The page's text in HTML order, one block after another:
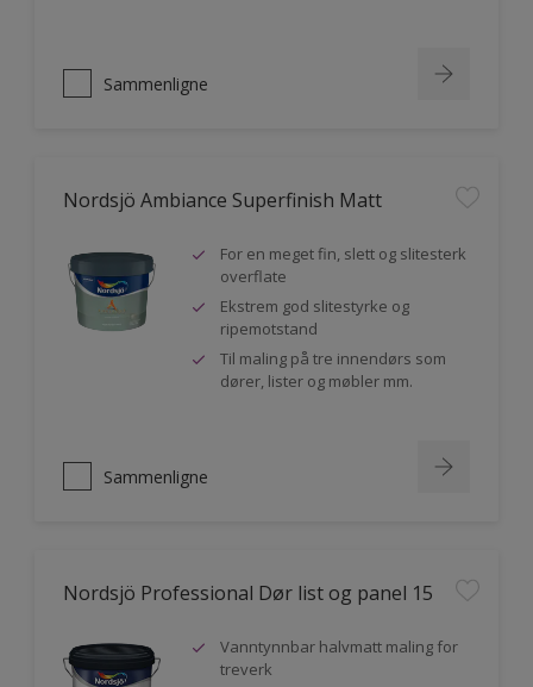
Sammenligne
Nordsjö Ambiance Superfinish Matt
For en meget fin, slett og slitesterk
overflate
Ekstrem god slitestyrke og
ripemotstand
Til maling på tre innendørs som
dører, lister og møbler mm.
Sammenligne
Nordsjö Professional Dør list og panel 15
Vanntynnbar halvmatt maling for
treverk